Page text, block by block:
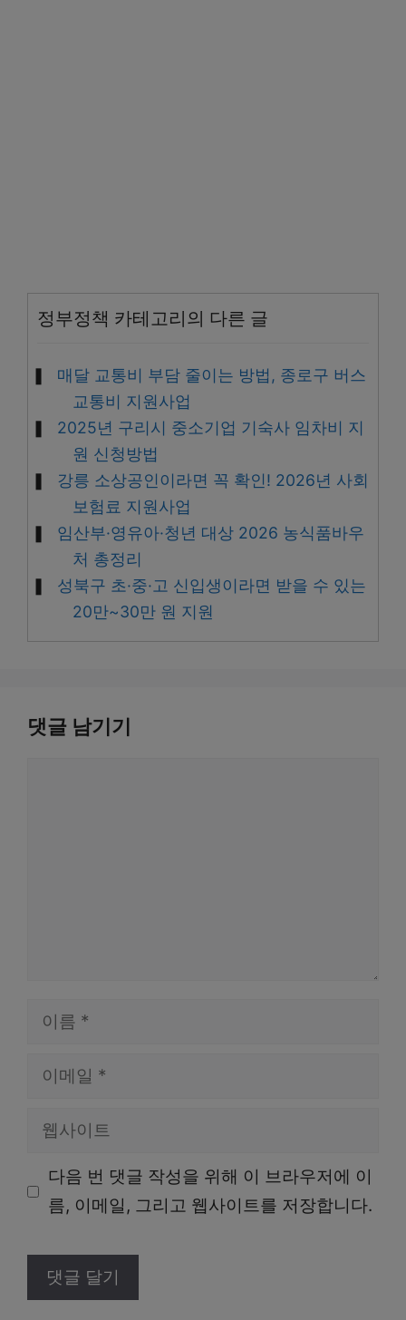
정부정책 카테고리의 다른 글
매달 교통비 부담 줄이는 방법, 종로구 버스
교통비 지원사업
2025년 구리시 중소기업 기숙사 임차비 지
원 신청방법
강릉 소상공인이라면 꼭 확인! 2026년 사회
보험료 지원사업
임산부·영유아·청년 대상 2026 농식품바우
처 총정리
성북구 초·중·고 신입생이라면 받을 수 있는
20만~30만 원 지원
댓글 남기기
일
다음 번 댓글 작성을 위해 이 브라우저에 이
름, 이메일, 그리고 웹사이트를 저장합니다.